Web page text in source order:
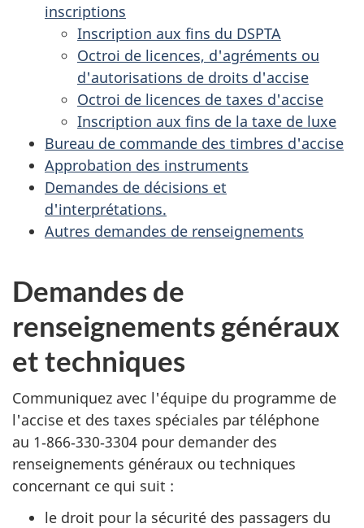
inscriptions
Inscription aux fins du DSPTA
Octroi de licences, d'agréments ou
d'autorisations de droits d'accise
Octroi de licences de taxes d'accise
Inscription aux fins de la taxe de luxe
Bureau de commande des timbres d'accise
Approbation des instruments
Demandes de décisions et
d'interprétations.
Autres demandes de renseignements
Demandes de
renseignements généraux
et techniques
Communiquez avec l'équipe du programme de
l'accise et des taxes spéciales par téléphone
au 1‑866‑330‑3304 pour demander des
renseignements généraux ou techniques
concernant ce qui suit :
le droit pour la sécurité des passagers du